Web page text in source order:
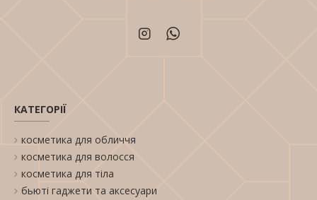
КАТЕГОРІЇ
косметика для обличчя
косметика для волосся
косметика для тіла
бьюті гаджети та аксесуари